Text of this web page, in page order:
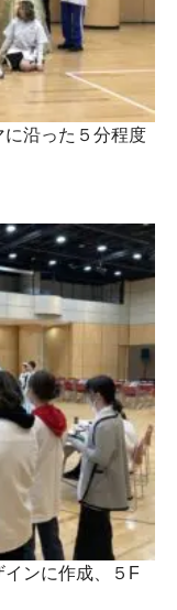
沿った５分程度
ンに作成、５F